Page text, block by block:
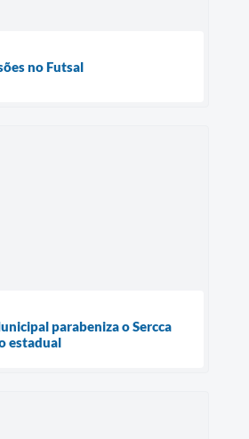
no Futsal
parabeniza o Sercca
estadual